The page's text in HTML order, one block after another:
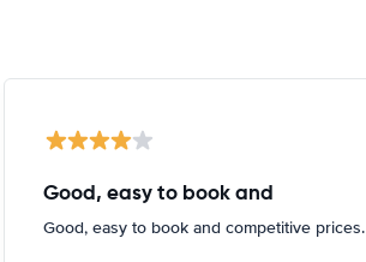
Good, easy to book and
Good, easy to book and competitive prices.